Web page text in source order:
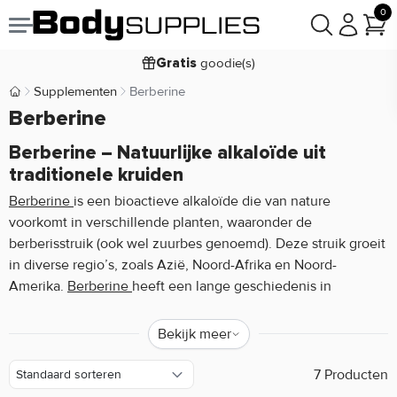
0
Voor 23:59besteld,maandag bezorgd
Gratis goodie(s)
Laagste
9,2/10
Body Supplies | Sportvoeding en Supplementen
Supplementen Berberine
Berberine
Berberine – Natuurlijke alkaloïde uit
traditionele kruiden
Berberine is een bioactieve alkaloïde die van nature
voorkomt in verschillende planten, waaronder de
berberisstruik (ook wel zuurbes genoemd). Deze struik groeit
in diverse regio’s, zoals Azië, Noord-Afrika en Noord-
Amerika. Berberine heeft een lange geschiedenis in
wordt toegepast vanwege de unieke eigenschappen die
deze stof met zich meebrengt. Van oudsher wordt berberine
gewonnen uit planten zoals
Berberis
aristata, en speelt het een belangrijke rol in verschillende
Bekijk meer
7 Producten